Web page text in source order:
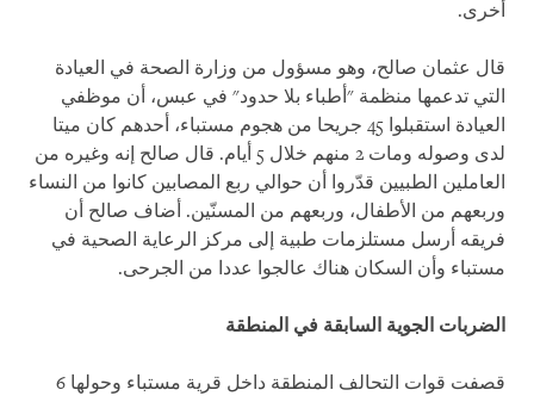
أخرى.
قال عثمان صالح، وهو مسؤول من وزارة الصحة في العيادة
التي تدعمها منظمة "أطباء بلا حدود" في عبس، أن موظفي
العيادة استقبلوا 45 جريحا من هجوم مستباء، أحدهم كان ميتا
لدى وصوله ومات 2 منهم خلال 5 أيام. قال صالح إنه وغيره من
العاملين الطبيين قدّروا أن حوالي ربع المصابين كانوا من النساء
وربعهم من الأطفال، وربعهم من المسنّين. أضاف صالح أن
فريقه أرسل مستلزمات طبية إلى مركز الرعاية الصحية في
مستباء وأن السكان هناك عالجوا عددا من الجرحى.
الضربات الجوية السابقة في المنطقة
قصفت قوات التحالف المنطقة داخل قرية مستباء وحولها 6